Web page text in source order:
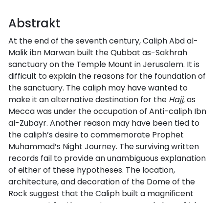
Abstrakt
At the end of the seventh century, Caliph Abd al-
Malik ibn Marwan built the Qubbat as-Sakhrah
sanctuary on the Temple Mount in Jerusalem. It is
difficult to explain the reasons for the foundation of
the sanctuary. The caliph may have wanted to
make it an alternative destination for the Hajj, as
Mecca was under the occupation of Anti-caliph Ibn
al-Zubayr. Another reason may have been tied to
the caliph’s desire to commemorate Prophet
Muhammad’s Night Journey. The surviving written
records fail to provide an unambiguous explanation
of either of these hypotheses. The location,
architecture, and decoration of the Dome of the
Rock suggest that the Caliph built a magnificent